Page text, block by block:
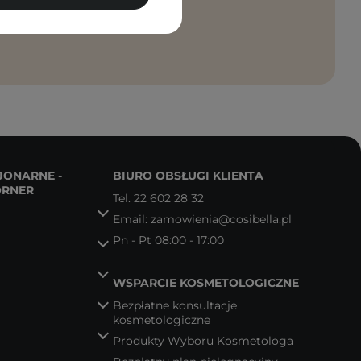
-
BIURO OBSŁUGI KLIENTA
Tel. 22 602 28 32
Email: zamowienia@cosibella.pl
Pn - Pt 08:00 - 17:00
WSPARCIE KOSMETOLOGICZNE
Bezpłatne konsultacje
kosmetologiczne
Produkty Wyboru Kosmetologa